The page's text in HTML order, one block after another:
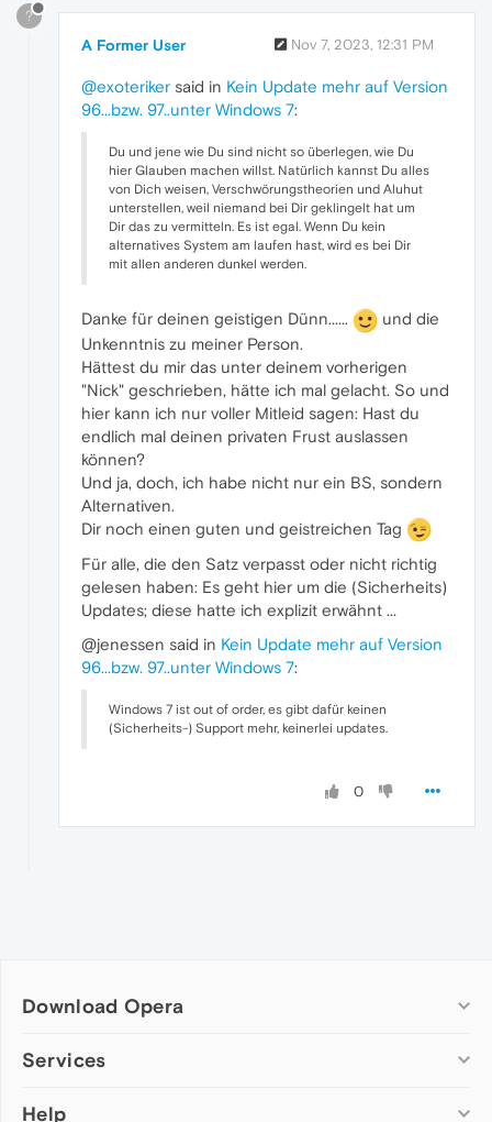
?
A Former User Nov 7, 2023, 12:31 PM
@exoteriker said in Kein Update mehr auf Version
96...bzw. 97..unter Windows 7:
Du und jene wie Du sind nicht so überlegen, wie Du
hier Glauben machen willst. Natürlich kannst Du alles
von Dich weisen, Verschwörungstheorien und Aluhut
unterstellen, weil niemand bei Dir geklingelt hat um
Dir das zu vermitteln. Es ist egal. Wenn Du kein
alternatives System am laufen hast, wird es bei Dir
mit allen anderen dunkel werden.
Danke für deinen geistigen Dünn......
und die
Unkenntnis zu meiner Person.
Hättest du mir das unter deinem vorherigen
"Nick" geschrieben, hätte ich mal gelacht. So und
hier kann ich nur voller Mitleid sagen: Hast du
endlich mal deinen privaten Frust auslassen
können?
Und ja, doch, ich habe nicht nur ein BS, sondern
Alternativen.
Dir noch einen guten und geistreichen Tag
Für alle, die den Satz verpasst oder nicht richtig
gelesen haben: Es geht hier um die (Sicherheits)
Updates; diese hatte ich explizit erwähnt ...
@jenessen said in Kein Update mehr auf Version
96...bzw. 97..unter Windows 7:
Windows 7 ist out of order, es gibt dafür keinen
(Sicherheits-) Support mehr, keinerlei updates.
0
Download Opera
Computer browsers
Opera for Mac
Services
Add-ons
Help